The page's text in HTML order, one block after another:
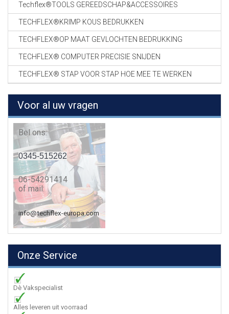
Techflex®TOOLS GEREEDSCHAP&ACCESSOIRES
TECHFLEX®KRIMP KOUS BEDRUKKEN
TECHFLEX®OP MAAT GEVLOCHTEN BEDRUKKING
TECHFLEX® COMPUTER PRECISIE SNIJDEN
TECHFLEX® STAP VOOR STAP HOE MEE TE WERKEN
Voor al uw vragen
Bel ons:
0345-515262
06-54291414
of mail:
info@techflex-europa.com
Onze Service
Dè Vakspecialist
Alles leveren uit voorraad